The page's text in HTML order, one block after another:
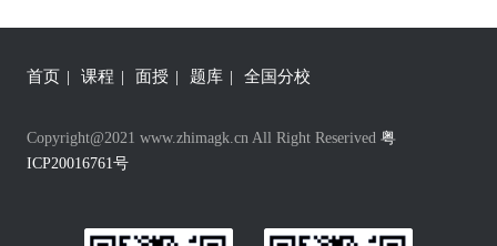
首页 | 课程 | 面授 | 题库 | 全国分校
Copyright@2021 www.zhimagk.cn All Right Reserived 粤
ICP20016761号